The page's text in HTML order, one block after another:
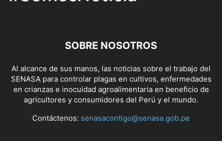
SOBRE NOSOTROS
Al alcance de sus manos, las noticias sobre el trabajo del
SENASA para controlar plagas en cultivos, enfermedades
en crianzas e inocuidad agroalimentaria en beneficio de
agricultores y consumidores del Perú y el mundo.
Contáctenos: senasacontigo@senasa.gob.pe